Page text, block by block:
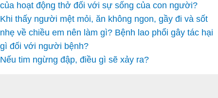
của hoạt động thở đối với sự sống của con người?
Khi thấy người mệt mỏi, ăn không ngon, gầy đi và sốt
nhẹ về chiều em nên làm gì? Bệnh lao phổi gây tác hại
gì đối với người bệnh?
Nếu tim ngừng đập, điều gì sẽ xảy ra?